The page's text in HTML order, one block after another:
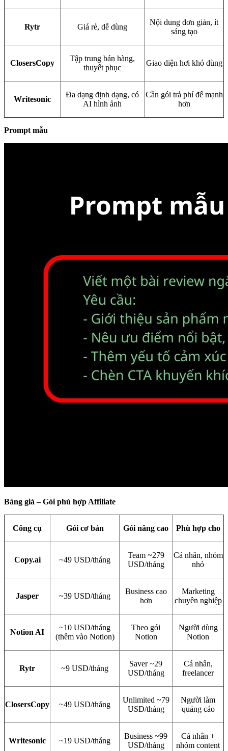
Rytr Giá rẻ, dễ dùng
Nội dung đơn giản, ít
sáng tạo
ClosersCopy
Tập trung bán hàng,
thuyết phục
Giao diện hơi khó dùng
Writesonic
Đa dạng định dạng, có
AI hình ảnh
Cần gói trả phí để mạnh
hơn
Prompt mẫu
Bảng giá – Gói phù hợp Affiliate
Công cụ Gói cơ bản Gói nâng cao Phù hợp cho
Copy.ai ~49 USD/tháng
Team ~279
USD/tháng
Cá nhân, nhóm
nhỏ
Jasper ~39 USD/tháng
Business cao
hơn
Marketing
chuyên nghiệp
Notion AI
~10 USD/tháng
(thêm vào Notion)
Theo gói
Notion
Người dùng
Notion
Rytr ~9 USD/tháng
Saver ~29
USD/tháng
Cá nhân,
freelancer
ClosersCopy ~49 USD/tháng
Unlimited ~79
USD/tháng
Người làm
quảng cáo
Writesonic ~19 USD/tháng
Business ~99
USD/tháng
Cá nhân +
nhóm content